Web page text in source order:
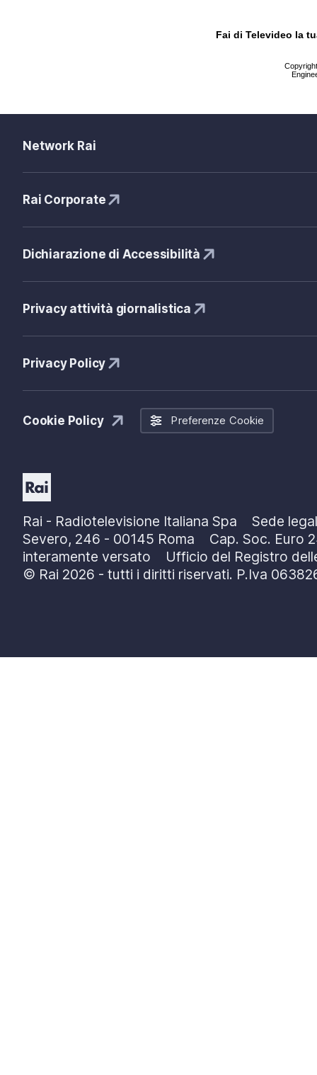
Fai di Televideo la